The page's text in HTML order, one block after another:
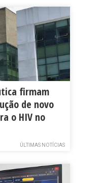
firmam
de novo
o HIV no
ÚLTIMAS NOTÍCIAS